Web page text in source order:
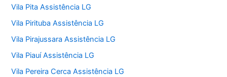
Vila Pita Assistência LG
Vila Pirituba Assistência LG
Vila Pirajussara Assistência LG
Vila Piauí Assistência LG
Vila Pereira Cerca Assistência LG